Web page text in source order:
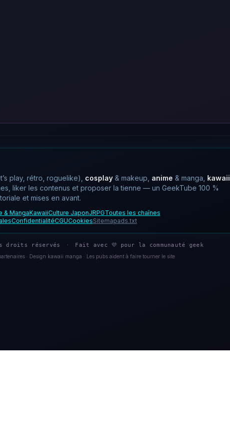
play, rétro, roguelike), cosplay & makeup, anime & manga, kawaii
liker les contenus et proposer la tienne — un GeekTube 100 %
et mises en avant.
& MangaKawaiiCulture JaponJRPGToutes les chaînes
ConfidentialitéCGUCookiesSitemapads.txt
droits réservés · Fait avec 💜 pour la communauté geek
· Design kawaii manga · Les pubs aident à faire tourner le site